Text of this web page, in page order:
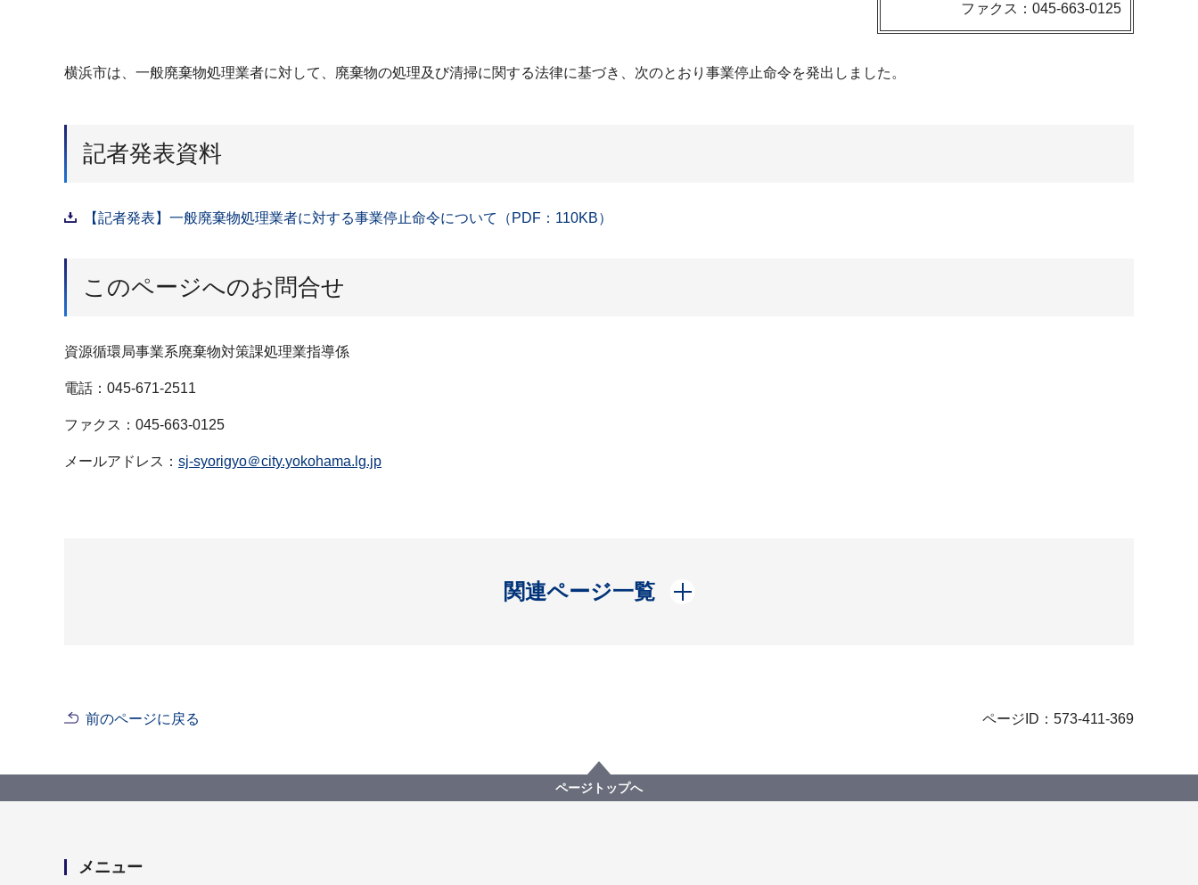
ファクス：045-663-0125
横浜市は、一般廃棄物処理業者に対して、廃棄物の処理及び清掃に関する法律に基づき、次のとおり事業停止命令を発出しました。
記者発表資料
【記者発表】一般廃棄物処理業者に対する事業停止命令について（PDF：110KB）
このページへのお問合せ
資源循環局事業系廃棄物対策課処理業指導係
電話：045-671-2511
ファクス：045-663-0125
メールアドレス： sj-syorigyo＠city.yokohama.lg.jp
関連ページ一覧
開く
前のページに戻る ページID：573-411-369
ページトップへ
メニュー